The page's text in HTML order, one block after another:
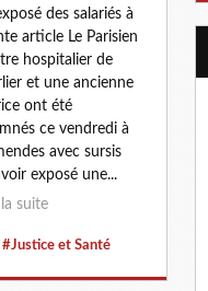
des salariés à
article Le Parisien
hospitalier de
et une ancienne
ont été
ce vendredi à
avec sursis
exposé une...
la suite
#Justice et Santé